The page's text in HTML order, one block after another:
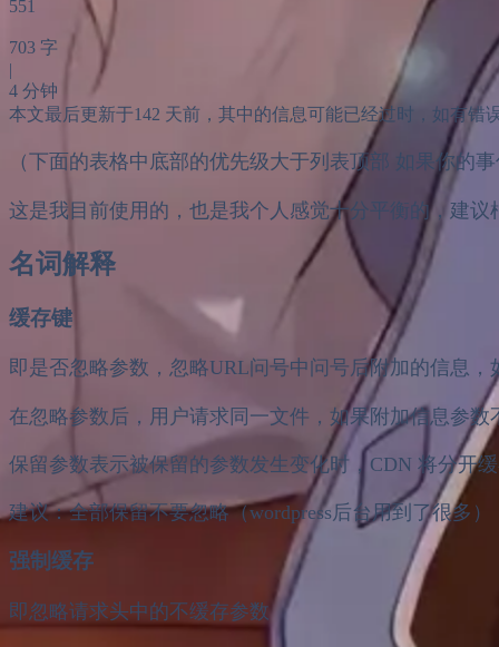
551
703 字
|
4 分钟
本文最后更新于142 天前，其中的信息可能已经过时，如有错
（下面的表格中底部的优先级大于列表顶部 如果你的
这是我目前使用的，也是我个人感觉十分平衡的，建
名词解释
缓存键
即是否忽略参数，忽略URL问号中问号后附加的信息，
在忽略参数后，用户请求同一文件，如果附加信息参
保留参数表示被保留的参数发生变化时，CDN 将分开
建议：全部保留不要忽略（wordpress后台用到了很多）
强制缓存
即忽略请求头中的不缓存参数